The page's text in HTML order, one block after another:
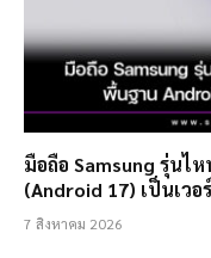
มือถือ Samsung รุ่นไ
(Android 17) เป็นเว
7 สิงหาคม 2026